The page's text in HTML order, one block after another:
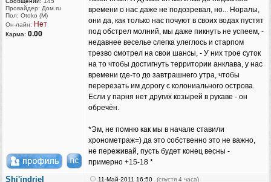
Провайдер: Дом.ru
Пол: Otoko (M)
Он-лайн: Нет
Карма: 0.00
времени о нас даже не подозревал, но... Норалы,
они да, как только нас почуют в своих водах пустят
под обстрел молний, мы даже пикнуть не успеем, -
недавнее веселье слегка улеглось и старпом
трезво смотрел на свои шансы, - У них трое суток
на то чтобы достигнуть территории анклава, у нас
времени где-то до завтрашнего утра, чтобы
перерезать им дорогу с колониального острова.
Если у парня нет других козырей в рукаве - он
обречён.
*Эм, не помню как мы в начале ставили
хронометраж=) да это собственно это не важно,
не переживай, пусть будет конец весны -
примерно +15-18 *
Shi'indriel 11-Май-2011 16:50 (спустя 4 часа)